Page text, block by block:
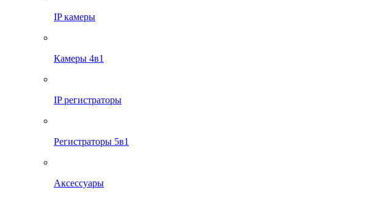
IP камеры
Камеры 4в1
IP регистраторы
Регистраторы 5в1
Аксессуары